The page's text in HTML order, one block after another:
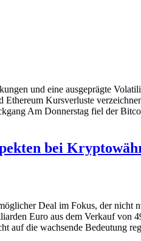
und eine ausgeprägte
Kursverluste
Am Donnerstag fiel der
bei
Deal im Fokus, der
Euro aus dem Verkauf
die wachsende Bedeutung